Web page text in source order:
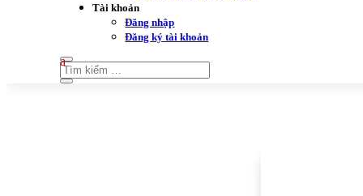
Tài khoản
Đăng nhập
Đăng ký tài khoản